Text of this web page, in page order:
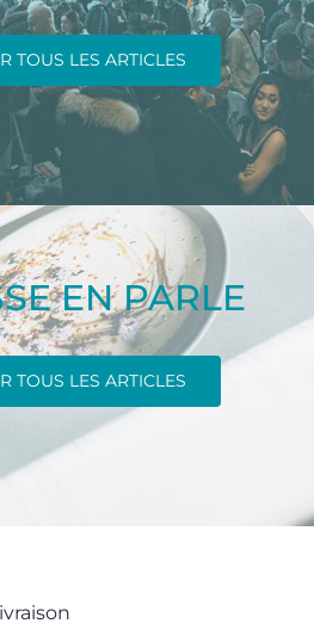
TOUS LES ARTICLES
EN PARLE
TOUS LES ARTICLES